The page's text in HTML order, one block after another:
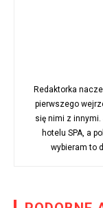
Redaktorka
pierwszego
się nimi z
hotelu SPA, a
wybieram to